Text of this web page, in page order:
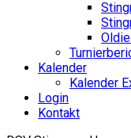
Kalender
Kalender
Login
Kontakt